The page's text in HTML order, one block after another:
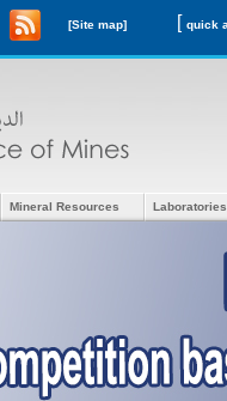
[Site map] [
Mineral Resources